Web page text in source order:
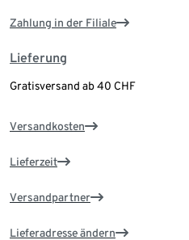
Zahlung in der Filiale
Lieferung
Gratisversand ab 40 CHF
Versandkosten
Lieferzeit
Versandpartner
Lieferadresse ändern